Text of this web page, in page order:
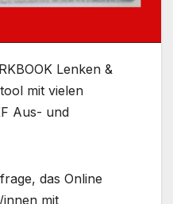
Lenken &
mit vielen
Aus- und
das Online
mit